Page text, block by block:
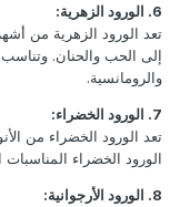
6. الورود الزهرية:
تعد الورود الزهرية من
إلى الحب والحنان. وتناسب
والرومانسية.
7. الورود الخضراء:
تعد الورود الخضراء من
الورود الخضراء المناسبات
8. الورود الأرجوانية: